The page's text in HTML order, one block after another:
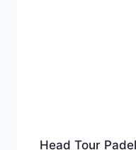
Head Tour